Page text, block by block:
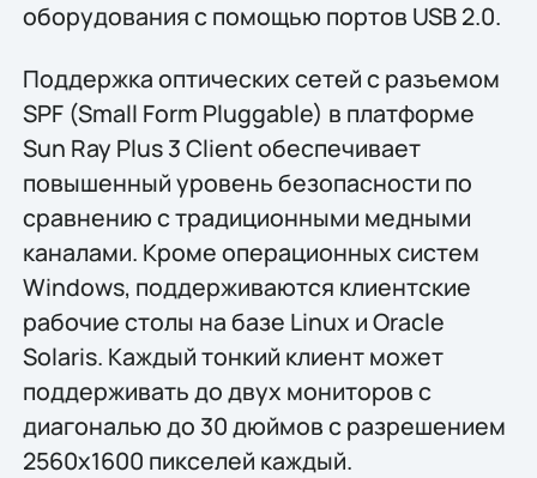
оборудования с помощью портов USB 2.0.
Поддержка оптических сетей с разъемом
SPF (Small Form Pluggable) в платформе
Sun Ray Plus 3 Client обеспечивает
повышенный уровень безопасности по
сравнению с традиционными медными
каналами. Кроме операционных систем
Windows, поддерживаются клиентские
рабочие столы на базе Linux и Oracle
Solaris. Каждый тонкий клиент может
поддерживать до двух мониторов с
диагональю до 30 дюймов с разрешением
2560x1600 пикселей каждый.